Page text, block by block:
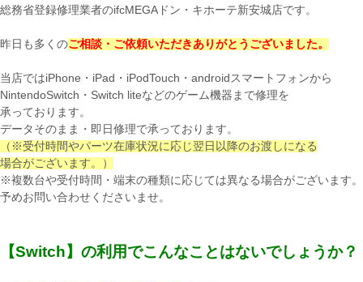
総務省登録修理業者のifcMEGAドン・キホーテ新安城店です。
昨日も多くのご相談・ご依頼いただきありがとうございました。
当店ではiPhone・iPad・iPodTouch・androidスマートフォンから
NintendoSwitch・Switch liteなどのゲーム機器まで修理を
承っております。
データそのまま・即日修理で承っております。
（※受付時間やパーツ在庫状況に応じ 翌日以降のお渡しになる
場合がございます。）
※複数台や受付時間・端末の種類に応じては異なる場合がございます。
予めお問い合わせくださいませ。
【Switch】の利用でこんなことはないでしょうか？